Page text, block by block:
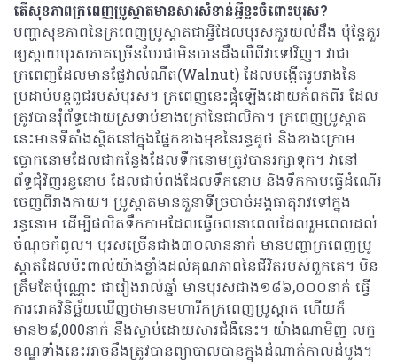
តើសុខភាពក្រពេញប្រូស្តាតមានសារសំខាន់អ្វីខ្លះចំពោះបុរស?
បញ្ហាសុខភាពនៃក្រពេញប្រូស្តាតជាអ្វីដែលបុរសគួរយល់ដឹង ប៉ុន្តែគួរ
ឲ្យស្តាយបុរសភាគច្រើនបែរជាមិនបានដឹងលឺពីវាទៅវិញ។ វាជា
ក្រពេញដែលមានផ្លែវាល់ណឹត(Walnut) ដែលបង្កើតរូបរាងនៃ
ប្រដាប់បន្តពូជរបស់បុរស។ ក្រពេញនេះផ្គុំឡើងដោយកំពកពីរ ដែល
ត្រូវបានរុំព័ទ្ធដោយស្រទាប់ខាងក្រៅនៃជាលិកា។ ក្រពេញប្រូស្តាត
នេះមានទីតាំងស្ថិតនៅក្នុងផ្នែកខាងមុខនៃរន្ធគូថ និងខាងក្រោម
ប្លោកនោមដែលជាកន្លែងដែលទឹកនោមត្រូវបានរក្សាទុក។ វានៅ
ព័ទ្ធជុំវិញរន្ធនោម ដែលជាបំពង់ដែលទឹកនោម និងទឹកកាមធ្វើដំណើរ
ចេញពីរាងកាយ។ ប្រូស្តាតមានតួនាទីច្របាច់អង្គធាតុរាវទៅក្នុង
រន្ធនោម ដើម្បីផលិតទឹកកាមដែលធ្វើចលនាពេលដែលរួមពេលដល់
ចំណុចកំពូល។ បុរសច្រើនជាង៣០លាននាក់ មានបញ្ហាក្រពេញប្រូ
ស្តាតដែលប៉ះពាល់យ៉ាងខ្លាំងដល់គុណភាពនៃជីវិតរបស់ពួកគេ។ មិន
ត្រឹមតែប៉ុណ្ណោះ ជារៀងរាល់ឆ្នាំ មានបុរសជាង១៨៦,០០០នាក់ ធ្វើ
ការរោគវិនិច្ឆ័យឃើញថាមានមហារីកក្រពេញប្រូស្តាត ហើយក៏
មាន២៩,000នាក់ នឹងស្លាប់ដោយសារជំងឺនេះ។ យ៉ាងណាមិញ លក្ខ
ខណ្ឌទាំងនេះអាចនឹងត្រូវបានព្យាបាលបានក្នុងដំណាក់កាលដំបូង។